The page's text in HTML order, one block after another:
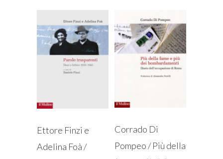
Ettore Finzi e
Adelina Foà /
Corrado Di
Pompeo / Più della